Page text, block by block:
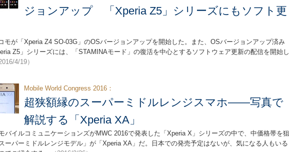
ジョンアップ 「Xperia Z5」シリーズにもソフト更
モが「Xperia Z4 SO-03G」のOSバージョンアップを開始した。また、OSバージョンアップ済み
Z5」シリーズには、「STAMINAモード」の復活を中心とするソフトウェア更新の配信を開始し
4/19）
Mobile World Congress 2016：
超狭額縁のスーパーミドルレンジスマホ――写真で
解説する「Xperia XA」
バイルコミュニケーションズがMWC 2016で発表した「Xperia X」シリーズの中で、中価格帯を狙
ーパーミドルレンジモデル」が「Xperia XA」だ。日本での発売予定はないが、気になる人もいる